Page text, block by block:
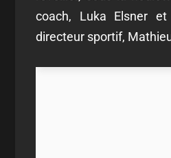
coach, Luka Elsner
directeur sportif,